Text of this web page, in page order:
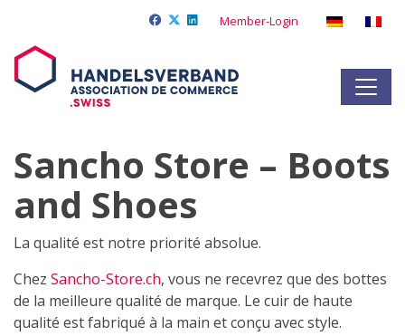
Member-Login
Sancho Store – Boots
and Shoes
La qualité est notre priorité absolue.
Chez Sancho-Store.ch, vous ne recevrez que des bottes
de la meilleure qualité de marque. Le cuir de haute
qualité est fabriqué à la main et conçu avec style.